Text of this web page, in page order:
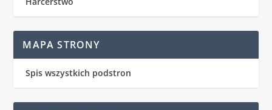
MAPA STRONY
Spis wszystkich podstron